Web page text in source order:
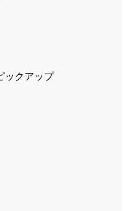
ックアップ